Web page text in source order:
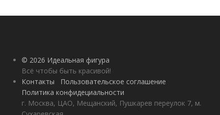
норма и отклонения
© 2026 Идеальная фигура
Всё чтобы быть красивой!
Контакты
Пользовательское соглашение
Политика конфидециальности
г. Москва, ЦАО, Мещанский, Пушкарев переулок 7, м.